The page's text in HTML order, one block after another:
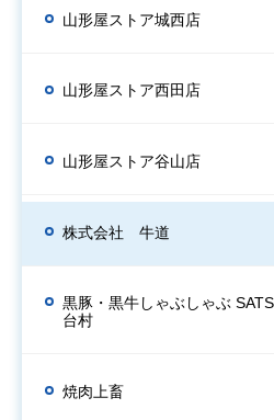
山形屋ストア城西店
山形屋ストア西田店
山形屋ストア谷山店
株式会社 牛道
黒豚・黒牛しゃぶしゃぶ
台村
焼肉上畜